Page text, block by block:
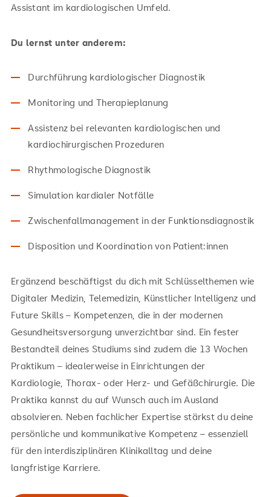
Assistant im kardiologischen Umfeld.
Du lernst unter anderem:
Durchführung kardiologischer Diagnostik
Monitoring und Therapieplanung
Assistenz bei relevanten kardiologischen und
kardiochirurgischen Prozeduren
Rhythmologische Diagnostik
Simulation kardialer Notfälle
Zwischenfallmanagement in der Funktionsdiagnostik
Disposition und Koordination von Patient:innen
Ergänzend beschäftigst du dich mit Schlüsselthemen wie
Digitaler Medizin, Telemedizin, Künstlicher Intelligenz und
Future Skills – Kompetenzen, die in der modernen
Gesundheitsversorgung unverzichtbar sind. Ein fester
Bestandteil deines Studiums sind zudem die 13 Wochen
Praktikum – idealerweise in Einrichtungen der
Kardiologie, Thorax- oder Herz- und Gefäßchirurgie. Die
Praktika kannst du auf Wunsch auch im Ausland
absolvieren. Neben fachlicher Expertise stärkst du deine
persönliche und kommunikative Kompetenz – essenziell
für den interdisziplinären Klinikalltag und deine
langfristige Karriere.